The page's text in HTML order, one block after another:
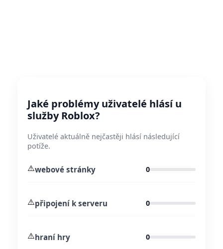
Jaké problémy uživatelé hlásí u
služby Roblox?
Uživatelé aktuálně nejčastěji hlásí následující
potíže.
⚠️webové stránky 0
⚠️připojení k serveru 0
⚠️hraní hry 0